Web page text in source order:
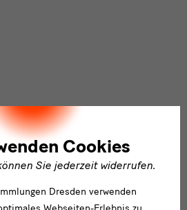
Cookies
Sie jederzeit widerrufen.
Dresden verwenden